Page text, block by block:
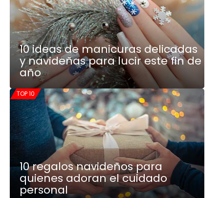
10 ideas de manicuras delicadas
y navideñas para lucir este fin de
año
TOP 10
10 regalos navideños para
quienes adoran el cuidado
personal